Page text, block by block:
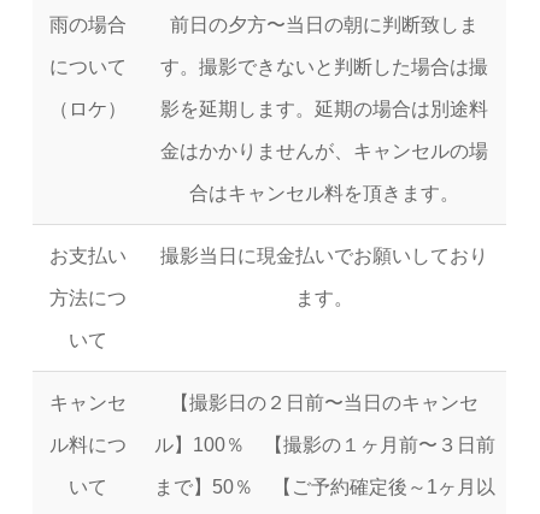
雨の場合
について
（ロケ）
前日の夕方〜当日の朝に判断致しま
す。撮影できないと判断した場合は撮
影を延期します。延期の場合は別途料
金はかかりませんが、キャンセルの場
合はキャンセル料を頂きます。
お支払い
方法につ
いて
撮影当日に現金払いでお願いしており
ます。
キャンセ
ル料につ
いて
【撮影日の２日前〜当日のキャンセ
ル】100％ 【撮影の１ヶ月前〜３日前
まで】50％ 【ご予約確定後～1ヶ月以